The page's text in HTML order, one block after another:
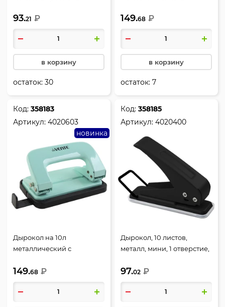
Attomex, 4020303
93.21 ₽
в корзину
остаток:30
цвет сиреневый, 5,5 мм,
Пастель, deVENTE,
4020602
149.68 ₽
в корзину
остаток:7
Код:358183
Артикул:4020603
новинка
Дырокол на 10л
металлический с
Пастель 4020603 мятный
149.68 ₽
Код:358185
Артикул:4020400
Дырокол, 10 листов,
металл, мини, 1 отверстие,
4020400
97.02 ₽